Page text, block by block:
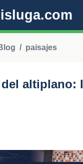
isluga.com
paisajes
del altiplano: